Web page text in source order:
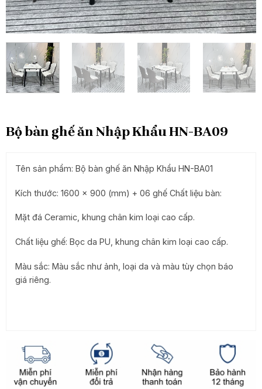
Bộ bàn ghế ăn Nhập Khẩu HN-BA09
Tên sản phẩm: Bộ bàn ghế ăn Nhập Khẩu HN-BA01
Kích thước: 1600 x 900 (mm) + 06 ghế Chất liệu bàn:
Mặt đá Ceramic, khung chân kim loại cao cấp.
Chất liệu ghế: Bọc da PU, khung chân kim loại cao cấp.
Màu sắc: Màu sắc như ảnh, loại da và màu tùy chọn báo
giá riêng.